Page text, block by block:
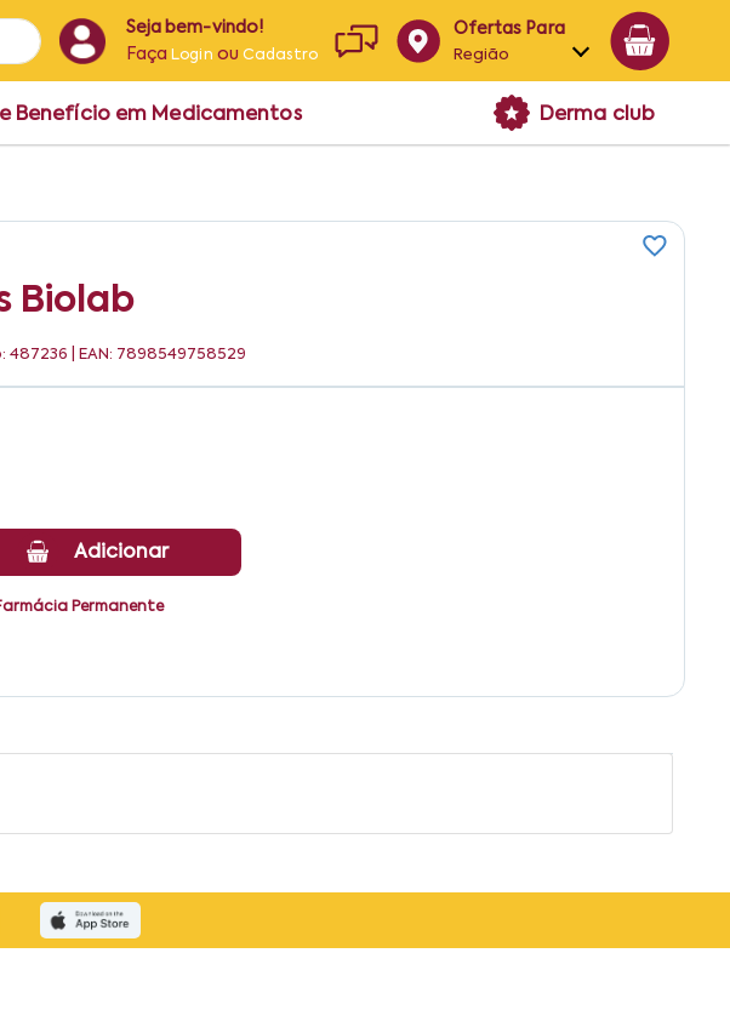
Seja bem-vindo!
Faça Login ouCadastro
Ofertas Para
Região
Alagoas
Benefício em Medicamentos Derma club
Biolab
487236 | EAN: 7898549758529
Adicionar
Permanente